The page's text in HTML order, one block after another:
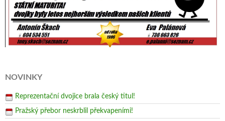
NOVINKY
Reprezentační dvojice brala český titul!
Pražský přebor neskrblil překvapeními!